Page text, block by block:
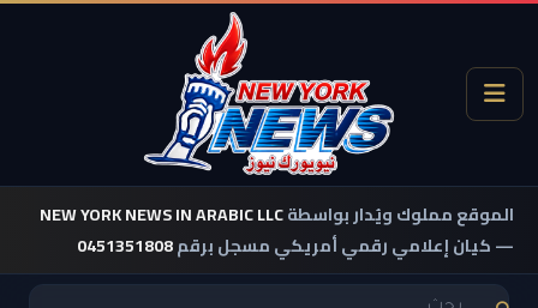
الموقع مملوك ويُدار بواسطةNEW YORK NEWS IN ARABIC LLC
— كيان إعلامي رقمي أمريكي مسجل برقم0451351808